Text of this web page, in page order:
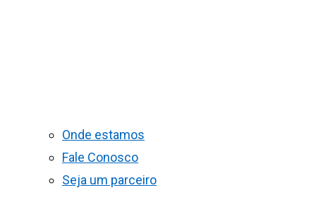
Onde estamos
Fale Conosco
Seja um parceiro